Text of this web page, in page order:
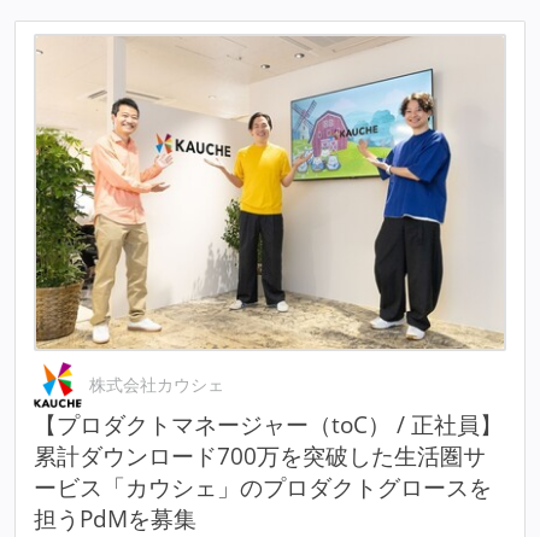
株式会社カウシェ
【プロダクトマネージャー（toC） / 正社員】
累計ダウンロード700万を突破した生活圏サ
ービス「カウシェ」のプロダクトグロースを
担うPdMを募集